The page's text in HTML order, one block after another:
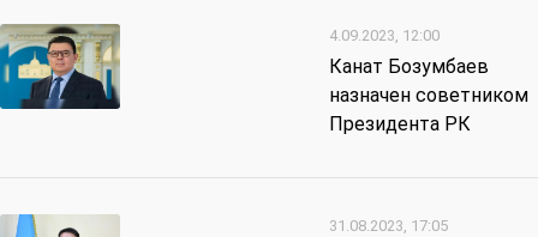
4.09.2023, 12:00
Канат Бозумбаев
назначен советником
Президента РК
31.08.2023, 17:05